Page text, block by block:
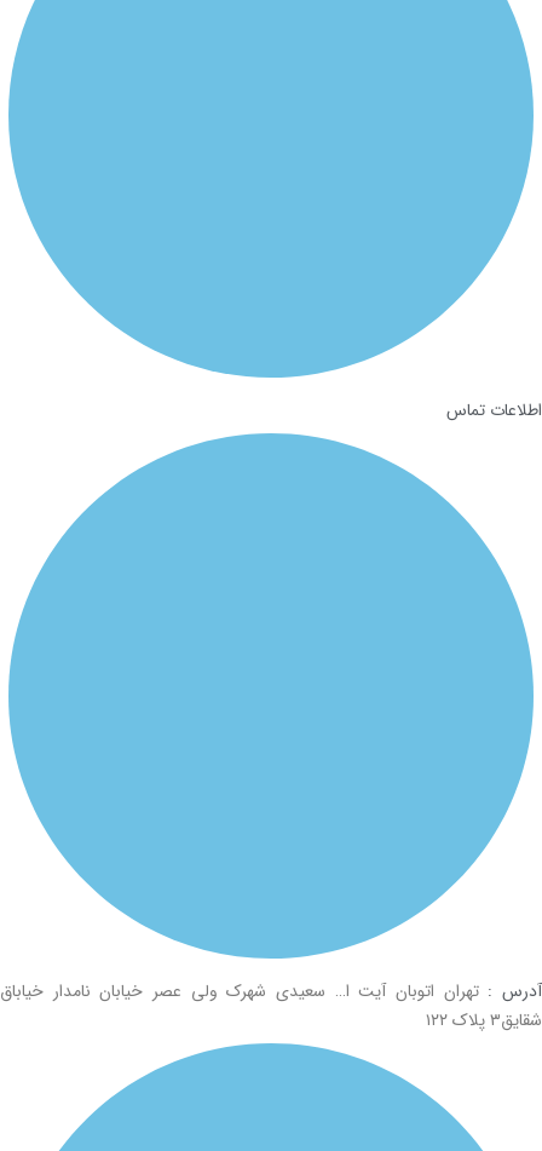
اطلاعات تماس
آدرس :تهران اتوبان آیت ا… سعیدی شهرک ولی عصر خیابان نامدار خیاباق
شقایق۳ پلاک ۱۲۲